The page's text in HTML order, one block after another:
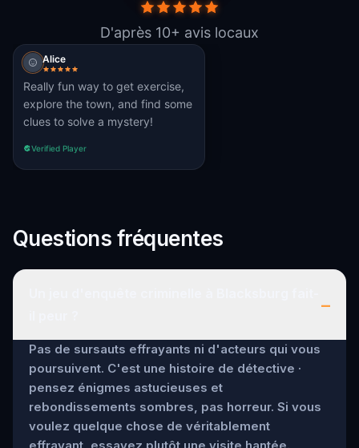
D'après 10+ avis locaux
Alice
Really fun way to get exercise,
explore the town, and find some
clues to solve a mystery!
Verified Player
Questions fréquentes
–
Pas de sursauts effrayants ni d'acteurs qui vous
poursuivent. C'est une histoire de détective ·
pensez énigmes astucieuses et
rebondissements sombres, pas horreur. Si vous
voulez quelque chose de véritablement